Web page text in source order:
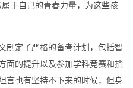
于自己的青春力量，为这些孩
制定了严格的备考计划，包括智
面的提升以及参加学科竞赛和撰
言也有坚持不下来的时候，但身